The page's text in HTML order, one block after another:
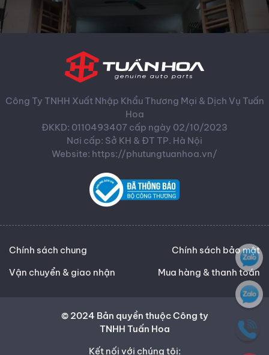
Công Ty TNHH Xuất Nhập Khẩu Thương Mại & Dịch Vụ Tuấn
Hoa
ĐKKD: 0110493407 cấp ngày 02/10/2023
Nơi cấp: Sở KH & ĐT TP. Hà Nội
Website: https://phutungtuanhoa.vn/
Chính sách chung
Chính sách bảo mật
Vận chuyển & giao nhận
Mua hàng & thanh toán
© 2024 Bản quyền thuộc Công ty
TNHH Tuấn Hoa
Kết nối với chúng tôi: